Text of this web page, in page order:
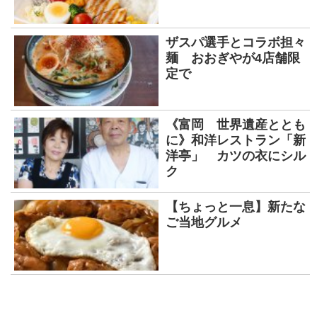
ザスパ選手とコラボ担々
麺 おおぎやが4店舗限
定で
《富岡 世界遺産ととも
に》和洋レストラン「新
洋亭」 カツの衣にシル
ク
【ちょっと一息】新たな
ご当地グルメ